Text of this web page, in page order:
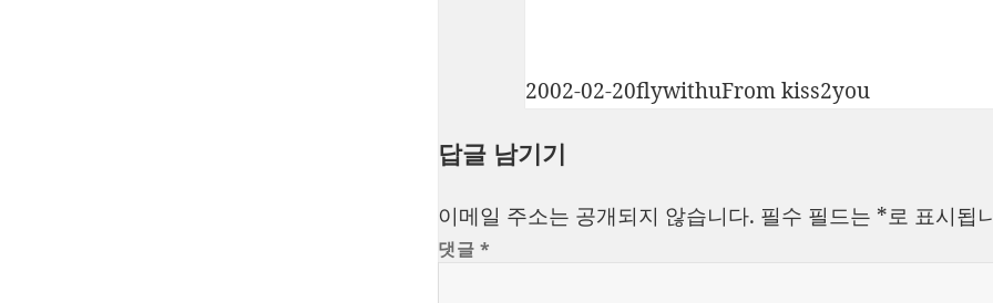
작
일
2002-02-20글
flywithu카
From kiss2you
답글 남기기
이메일 주소는 공개되지 않습니다. 필수 필드는 *로 표시됩
댓글*